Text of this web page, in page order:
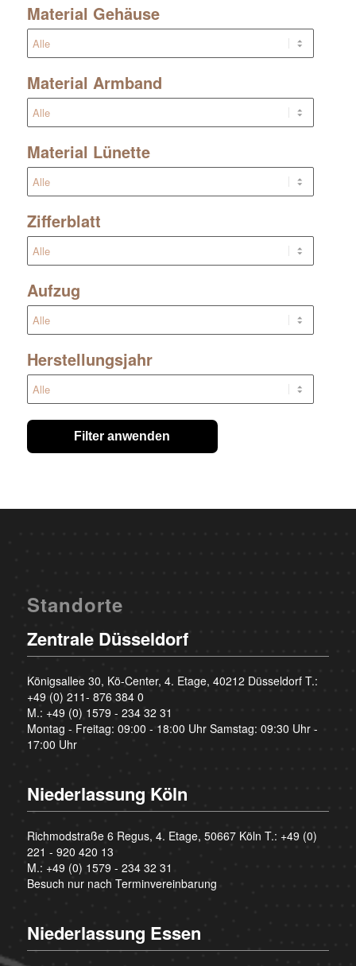
Material Gehäuse
Material Armband
Material Lünette
Zifferblatt
Aufzug
Herstellungsjahr
Filter anwenden
Standorte
Zentrale Düsseldorf
Königsallee 30, Kö-Center, 4. Etage, 40212 Düsseldorf T.:
+49 (0) 211- 876 384 0
M.: +49 (0) 1579 - 234 32 31
Montag - Freitag: 09:00 - 18:00 Uhr Samstag: 09:30 Uhr -
17:00 Uhr
Niederlassung Köln
Richmodstraße 6 Regus, 4. Etage, 50667 Köln T.: +49 (0)
221 - 920 420 13
M.: +49 (0) 1579 - 234 32 31
Besuch nur nach Terminvereinbarung
Niederlassung Essen